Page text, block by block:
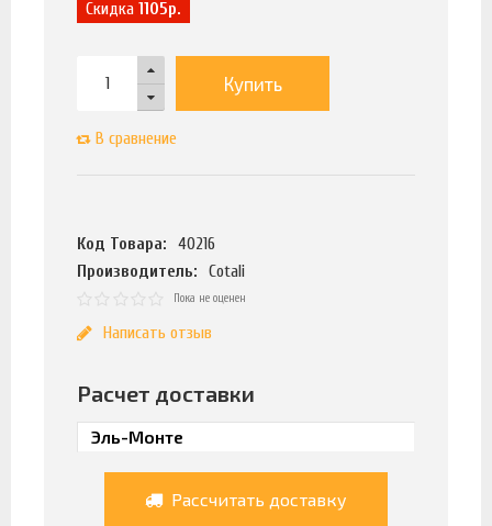
Скидка 1105р.
Купить
В сравнение
Код Товара:
40216
Производитель:
Cotali
Пока не оценен
Написать отзыв
Расчет доставки
Рассчитать доставку